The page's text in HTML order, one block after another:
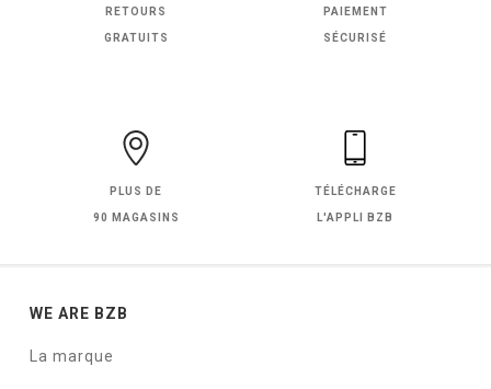
RETOURS
GRATUITS
PAIEMENT
SÉCURISÉ
PLUS DE
90 MAGASINS
TÉLÉCHARGE
L'APPLI BZB
WE ARE BZB
La marque